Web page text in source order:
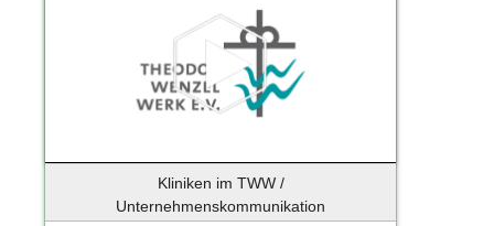
Kliniken im TWW /
Unternehmenskommunikation